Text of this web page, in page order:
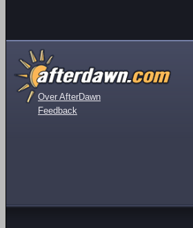
Over AfterDawn
Feedback